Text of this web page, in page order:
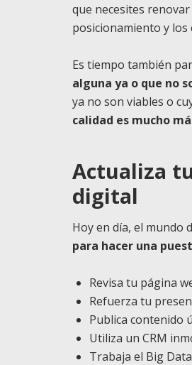
que necesites
posicionamiento y los
Es tiempo también
alguna ya o que no
ya no son viables o
calidad es mucho
Actualiza
digital
Hoy en día, el mundo
para hacer una
Revisa tu página
Refuerza tu
Publica contenido
Utiliza un CRM
Trabaja el Big